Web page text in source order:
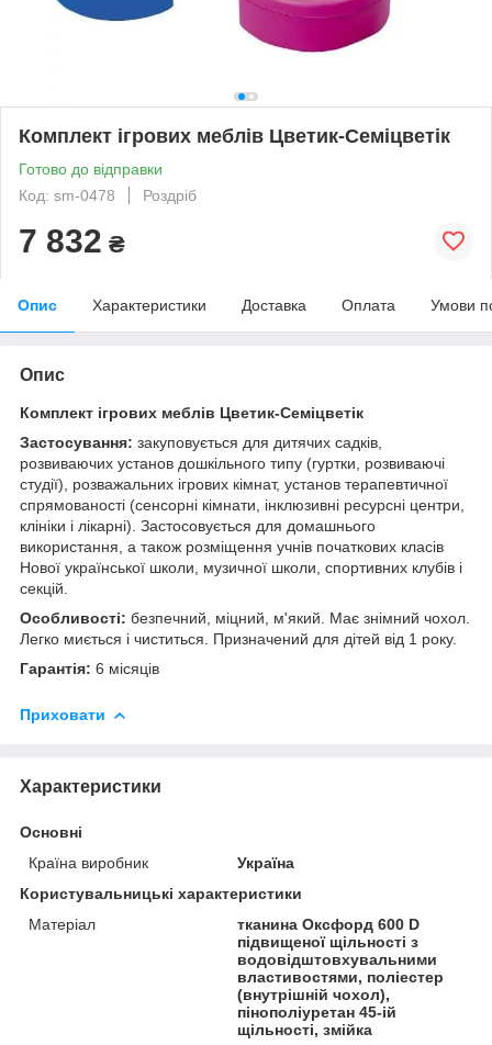
Комплект ігрових меблів Цветик-Семіцветік
Готово до відправки
Код: sm-0478
Роздріб
7 832 ₴
Опис Характеристики Доставка Оплата Умови
Опис
Комплект ігрових меблів Цветик-Семіцветік
Застосування: закуповується для дитячих садків,
розвиваючих установ дошкільного типу (гуртки, розвиваючі
студії), розважальних ігрових кімнат, установ терапевтичної
спрямованості (сенсорні кімнати, інклюзивні ресурсні центри,
клініки і лікарні). Застосовується для домашнього
використання, а також розміщення учнів початкових класів
Нової української школи, музичної школи, спортивних клубів і
секцій.
Особливості: безпечний, міцний, м'який. Має знімний чохол.
Легко миється і чиститься. Призначений для дітей від 1 року.
Гарантія: 6 місяців
Приховати
Характеристики
Основні
Країна виробник
Україна
Користувальницькі характеристики
Матеріал
тканина Оксфорд 600 D
підвищеної щільності з
водовідштовхувальними
властивостями, поліестер
(внутрішній чохол),
пінополіуретан 45-ій
щільності, змійка